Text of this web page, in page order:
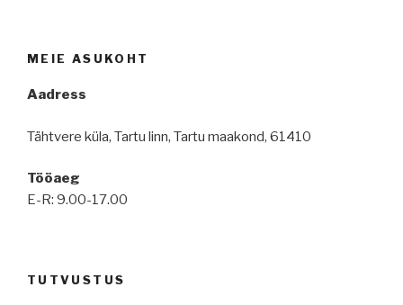
MEIE ASUKOHT
Aadress
Tähtvere küla, Tartu linn, Tartu maakond, 61410
Tööaeg
E-R: 9.00-17.00
TUTVUSTUS